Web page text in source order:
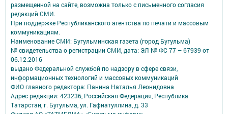
размещенной на сайте, возможна только с письменного согласия
редакций СМИ.
При поддержке Республиканского агентства по печати и массовым
коммуникациям.
Наименование СМИ: Бугульминская газета (город Бугульма)
№ свидетельства о регистрации СМИ, дата: ЭЛ № ФС 77 – 67939 от
06.12.2016
выдано Федеральной службой по надзору в сфере связи,
информационных технологий и массовых коммуникаций
ФИО главного редактора: Панина Наталья Леонидовна
Адрес редакции: 423236, Российская Федерация, Республика
Татарстан, г. Бугульма, ул. Гафиатуллина, д. 33